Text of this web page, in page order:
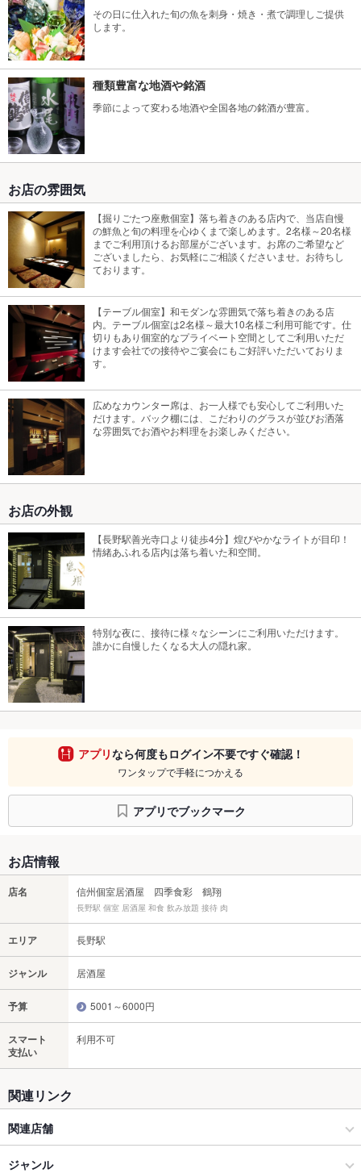
その日に仕入れた旬の魚を刺身・焼き・煮で調理しご提供
します。
種類豊富な地酒や銘酒
季節によって変わる地酒や全国各地の銘酒が豊富。
お店の雰囲気
【掘りごたつ座敷個室】落ち着きのある店内で、当店自慢
の鮮魚と旬の料理を心ゆくまで楽しめます。2名様～20名様
までご利用頂けるお部屋がございます。お席のご希望など
ございましたら、お気軽にご相談くださいませ。お待ちし
ております。
【テーブル個室】和モダンな雰囲気で落ち着きのある店
内。テーブル個室は2名様～最大10名様ご利用可能です。仕
切りもあり個室的なプライベート空間としてご利用いただ
けます会社での接待やご宴会にもご好評いただいておりま
す。
広めなカウンター席は、お一人様でも安心してご利用いた
だけます。バック棚には、こだわりのグラスが並びお洒落
な雰囲気でお酒やお料理をお楽しみください。
お店の外観
【長野駅善光寺口より徒歩4分】煌びやかなライトが目印！
情緒あふれる店内は落ち着いた和空間。
特別な夜に、接待に様々なシーンにご利用いただけます。
誰かに自慢したくなる大人の隠れ家。
アプリなら何度もログイン不要ですぐ確認！
ワンタップで手軽につかえる
アプリでブックマーク
お店情報
店名 信州個室居酒屋 四季食彩 鶴翔
長野駅 個室 居酒屋 和食 飲み放題 接待 肉
エリア 長野駅
ジャンル 居酒屋
予算 5001～6000円
スマート
支払い
利用不可
関連リンク
関連店舗
信州郷土料理×個室 縁起居酒屋 鶴亀
ジャンル